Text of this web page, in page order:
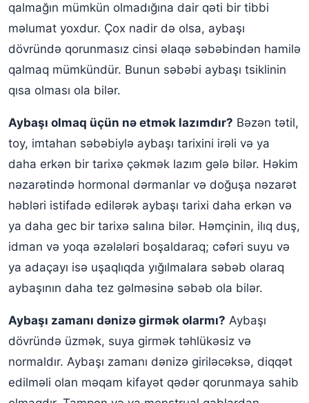
qalmağın mümkün olmadığına dair qəti bir tibbi
məlumat yoxdur. Çox nadir də olsa, aybaşı
dövründə qorunmasız cinsi əlaqə səbəbindən hamilə
qalmaq mümkündür. Bunun səbəbi aybaşı tsiklinin
qısa olması ola bilər.
Aybaşı olmaq üçün nə etmək lazımdır? Bəzən tətil,
toy, imtahan səbəbiylə aybaşı tarixini irəli və ya
daha erkən bir tarixə çəkmək lazım gələ bilər. Həkim
nəzarətində hormonal dərmanlar və doğuşa nəzarət
həbləri istifadə edilərək aybaşı tarixi daha erkən və
ya daha gec bir tarixə salına bilər. Həmçinin, ilıq duş,
idman və yoqa əzələləri boşaldaraq; cəfəri suyu və
ya adaçayı isə uşaqlıqda yığılmalara səbəb olaraq
aybaşının daha tez gəlməsinə səbəb ola bilər.
Aybaşı zamanı dənizə girmək olarmı? Aybaşı
dövründə üzmək, suya girmək təhlükəsiz və
normaldır. Aybaşı zamanı dənizə giriləcəksə, diqqət
edilməli olan məqam kifayət qədər qorunmaya sahib